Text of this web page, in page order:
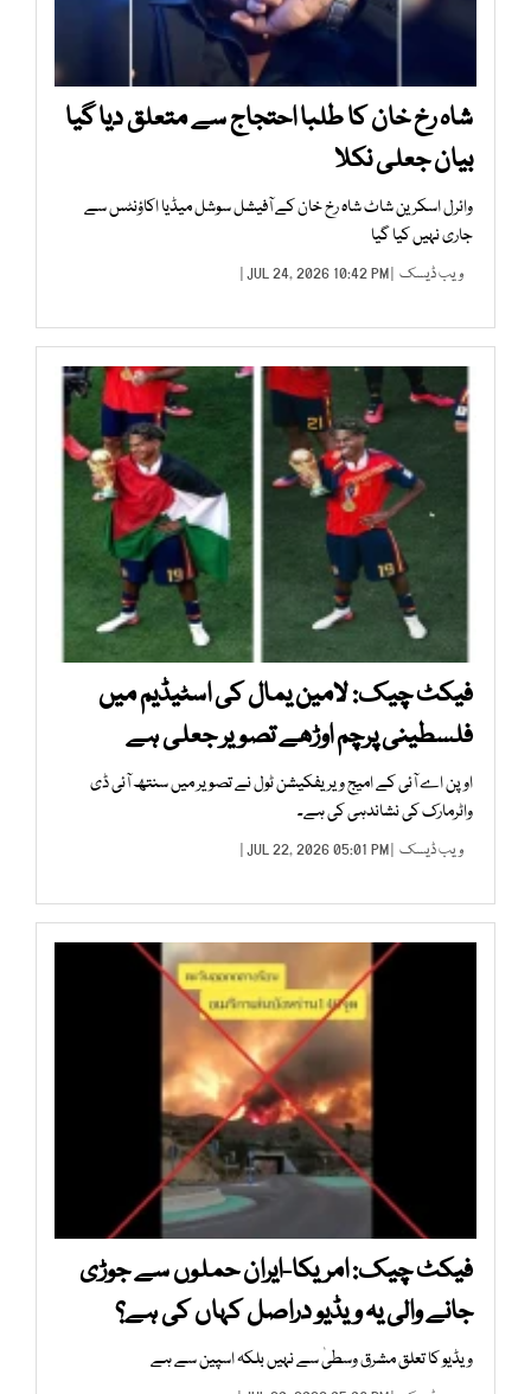
شاہ رخ خان کا طلبا احتجاج سے متعلق دیا گیا
بیان جعلی نکلا
وائرل اسکرین شاٹ شاہ رخ خان کے آفیشل سوشل میڈیا اکاؤنٹس سے
جاری نہیں کیا گیا
ویب ڈیسک | JUL 24, 2026 10:42 PM |
فیکٹ چیک: لامین یمال کی اسٹیڈیم میں
فلسطینی پرچم اوڑھے تصویر جعلی ہے
اوپن اے آئی کے امیج ویریفکیشن ٹول نے تصویر میں سنتھ آئی ڈی
واٹرمارک کی نشاندہی کی ہے۔
ویب ڈیسک | JUL 22, 2026 05:01 PM |
فیکٹ چیک: امریکا-ایران حملوں سے جوڑی
جانے والی یہ ویڈیو دراصل کہاں کی ہے؟
ویڈیو کا تعلق مشرق وسطیٰ سے نہیں بلکہ اسپین سے ہے